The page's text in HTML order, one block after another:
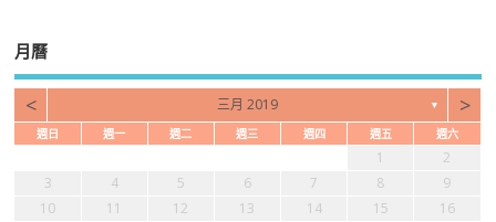
月曆
< 三月 2019 ▼ >
週日 週一 週二 週三 週四 週五 週六
1
2
3
4 5 6 7 8
9
10
11 12 13 14 15
16